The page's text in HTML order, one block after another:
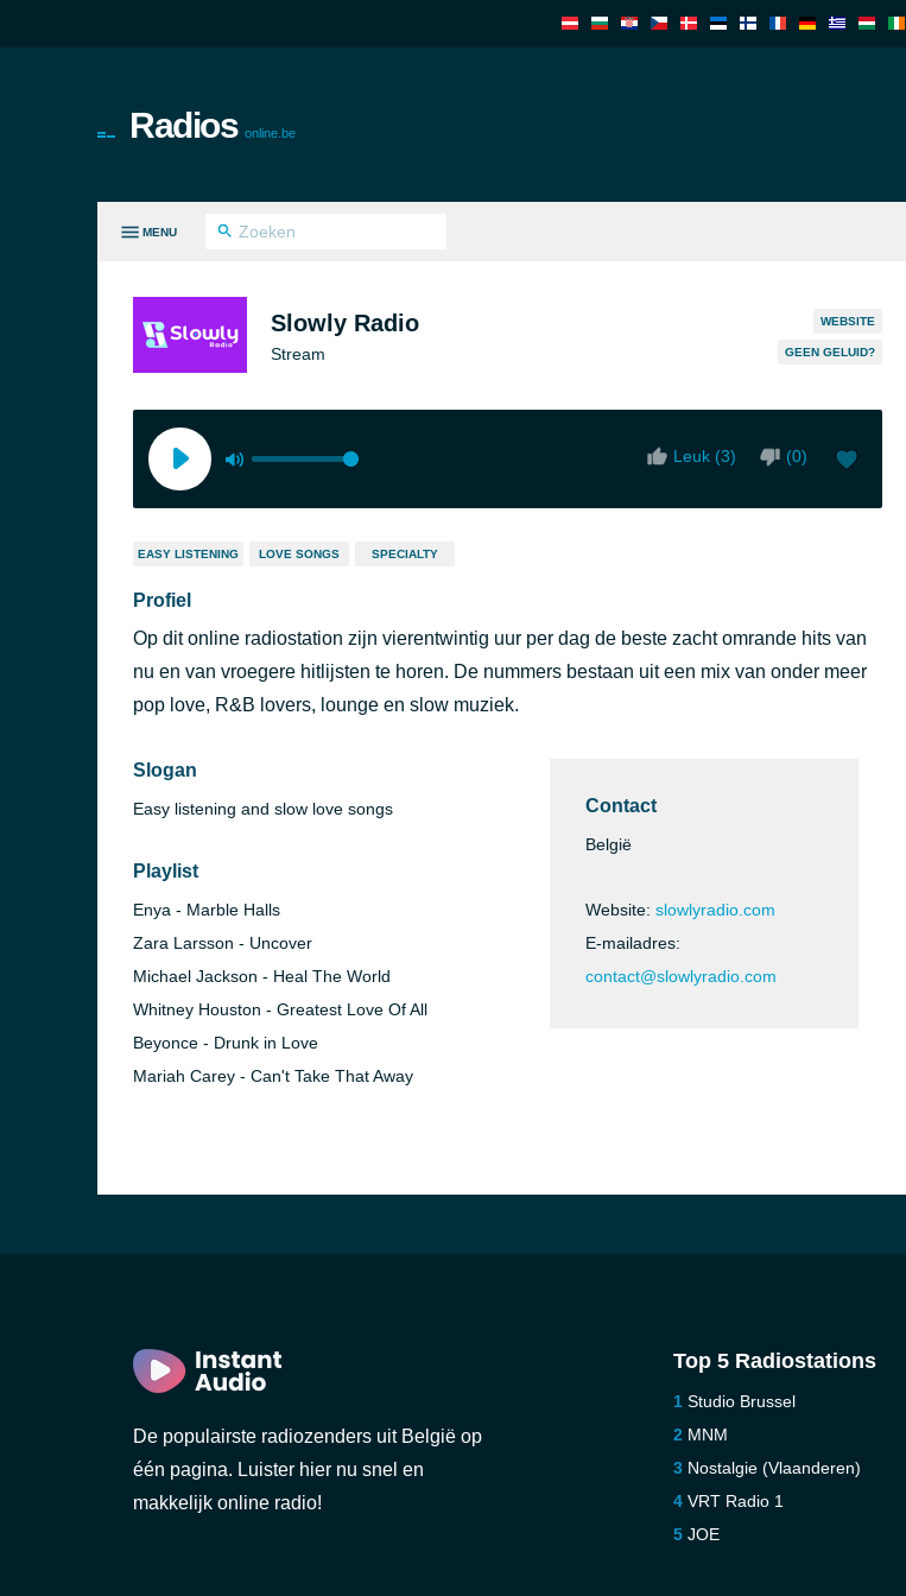
Radios online.be
MENU
Slowly Radio
Stream
WEBSITE
GEEN GELUID?
Leuk (3) (0)
EASY LISTENING LOVE SONGS SPECIALTY
Profiel
Op dit online radiostation zijn vierentwintig uur per dag de beste zacht omrande hits van
nu en van vroegere hitlijsten te horen. De nummers bestaan uit een mix van onder meer
pop love, R&B lovers, lounge en slow muziek.
Slogan
Easy listening and slow love songs
Playlist
Enya - Marble Halls
Zara Larsson - Uncover
Michael Jackson - Heal The World
Whitney Houston - Greatest Love Of All
Beyonce - Drunk in Love
Mariah Carey - Can't Take That Away
Contact
België
Website: slowlyradio.com
E-mailadres:
contact@slowlyradio.com
De populairste radiozenders uit België op
één pagina. Luister hier nu snel en
makkelijk online radio!
Top 5 Radiostations
Studio Brussel
MNM
Nostalgie (Vlaanderen)
VRT Radio 1
JOE